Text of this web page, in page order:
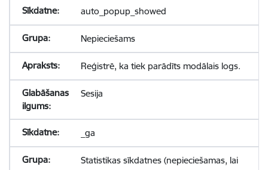
auto_popup_showed
Nepieciešams
Reģistrē, ka tiek parādīts modālais logs.
Sesija
_ga
Statistikas sīkdatnes (nepieciešamas, lai